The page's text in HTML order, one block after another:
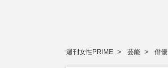
週刊女性PRIME 芸能 俳優